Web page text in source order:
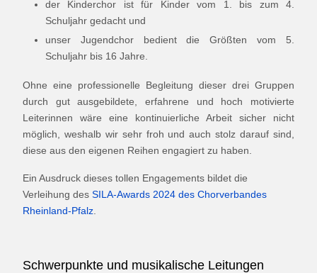
der Kinderchor ist für Kinder vom 1. bis zum 4.
Schuljahr gedacht und
unser Jugendchor bedient die Größten vom 5.
Schuljahr bis 16 Jahre.
Ohne eine professionelle Begleitung dieser drei Gruppen
durch gut ausgebildete, erfahrene und hoch motivierte
Leiterinnen wäre eine kontinuierliche Arbeit sicher nicht
möglich, weshalb wir sehr froh und auch stolz darauf sind,
diese aus den eigenen Reihen engagiert zu haben.
Ein Ausdruck dieses tollen Engagements bildet die
Verleihung des SILA-Awards 2024 des Chorverbandes
Rheinland-Pfalz
Schwerpunkte und musikalische Leitungen